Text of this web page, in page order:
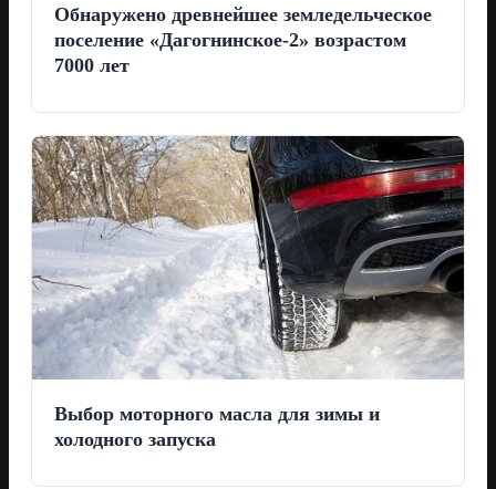
Обнаружено древнейшее земледельческое
поселение «Дагогнинское-2» возрастом
7000 лет
Выбор моторного масла для зимы и
холодного запуска